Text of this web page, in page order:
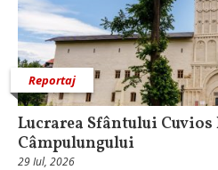
Reportaj
Lucrarea Sfântului
Câmpulungului
29 Iul, 2026